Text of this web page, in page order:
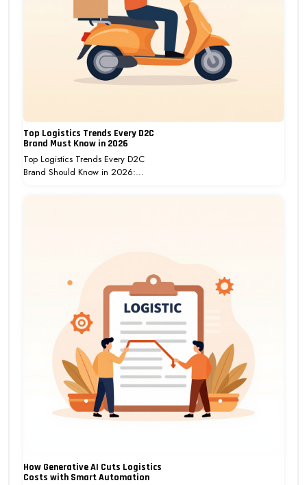
Top Logistics Trends Every D2C
Brand Must Know in 2026
Top Logistics Trends Every D2C
Brand Should Know in 2026:…
How Generative AI Cuts Logistics
Costs with Smart Automation